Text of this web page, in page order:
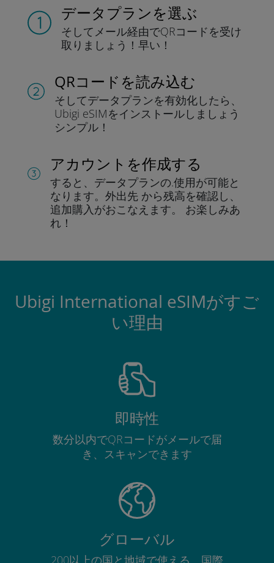
データプランを選ぶ
そしてメール経由でQRコードを受け
取りましょう！早い！
QRコードを読み込む
そしてデータプランを有効化したら、
Ubigi eSIMをインストールしま しょう
シンプル！
アカウントを作成する
すると、データプランの.使用が可能と
なります。 外出先 から残高を確認し、
追加購入がおこなえます。
お楽しみあ
れ！
Ubigi International eSIMがすご
い理由
即時性
数分以内でQRコードがメールで届
き、スキャンできます
グローバル
200以上の国と地域で使える、国際